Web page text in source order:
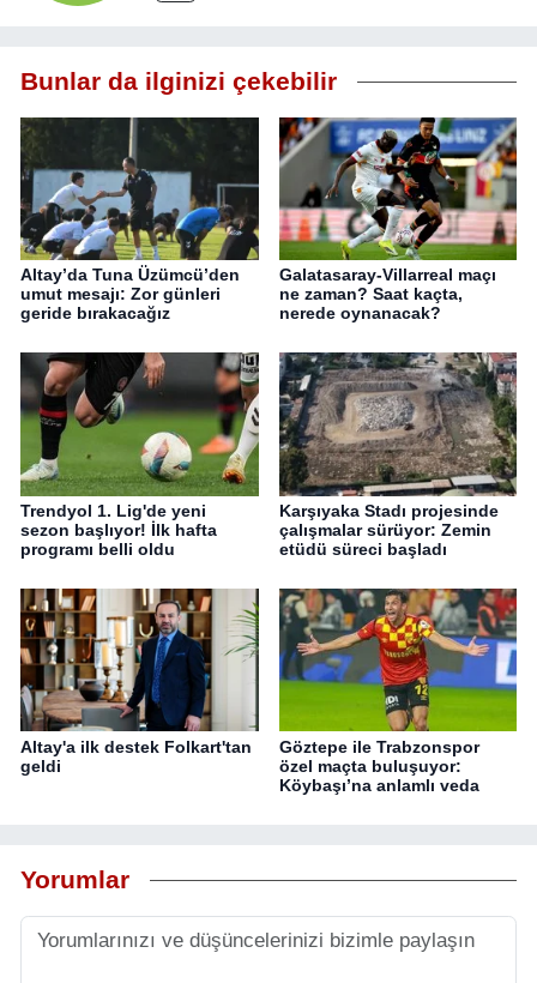
Bunlar da ilginizi çekebilir
Altay’da Tuna Üzümcü’den
umut mesajı: Zor günleri
geride bırakacağız
Galatasaray-Villarreal maçı
ne zaman? Saat kaçta,
nerede oynanacak?
Trendyol 1. Lig'de yeni
sezon başlıyor! İlk hafta
programı belli oldu
Karşıyaka Stadı projesinde
çalışmalar sürüyor: Zemin
etüdü süreci başladı
Altay'a ilk destek Folkart'tan
geldi
Göztepe ile Trabzonspor
özel maçta buluşuyor:
Köybaşı’na anlamlı veda
Yorumlar